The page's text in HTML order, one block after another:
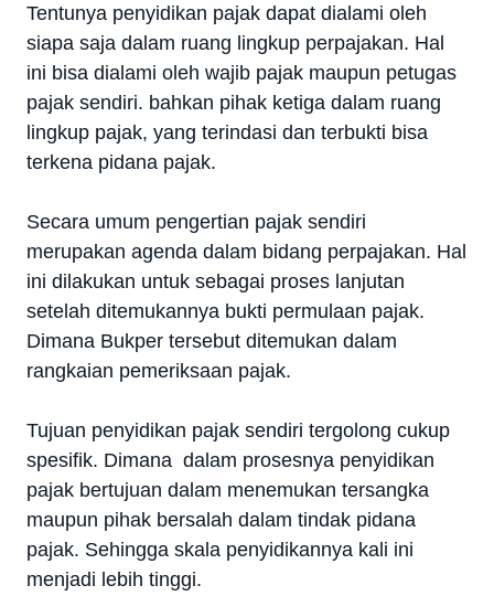
Tentunya penyidikan pajak dapat dialami oleh
siapa saja dalam ruang lingkup perpajakan. Hal
ini bisa dialami oleh wajib pajak maupun petugas
pajak sendiri. bahkan pihak ketiga dalam ruang
lingkup pajak, yang terindasi dan terbukti bisa
terkena pidana pajak.
Secara umum pengertian pajak sendiri
merupakan agenda dalam bidang perpajakan. Hal
ini dilakukan untuk sebagai proses lanjutan
setelah ditemukannya bukti permulaan pajak.
Dimana Bukper tersebut ditemukan dalam
rangkaian pemeriksaan pajak.
Tujuan penyidikan pajak sendiri tergolong cukup
spesifik. Dimana dalam prosesnya penyidikan
pajak bertujuan dalam menemukan tersangka
maupun pihak bersalah dalam tindak pidana
pajak. Sehingga skala penyidikannya kali ini
menjadi lebih tinggi.